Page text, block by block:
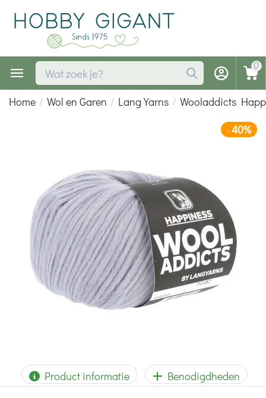
0
Home / Wol en Garen / Lang Yarns / Wooladdicts
-40%
Product informatie Benodigdheden